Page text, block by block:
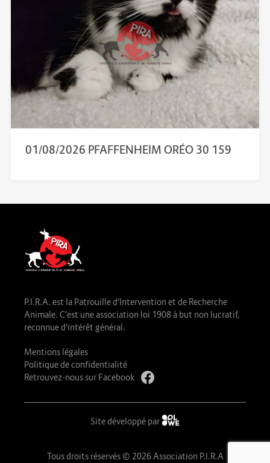
01/08/2026 PFAFFENHEIM ORÉO 30 159
P.I.R.A. est la Patrouille d’Intervention et de Recherche
Animale. C’est une association loi 1908 à but non lucratif,
reconnue d’intérêt général.
Mentions légales
Politique de confidentialité
Retrouvez-nous sur Facebook
Site développé par
Tous droits réservés © 2026 Association P.I.R.A